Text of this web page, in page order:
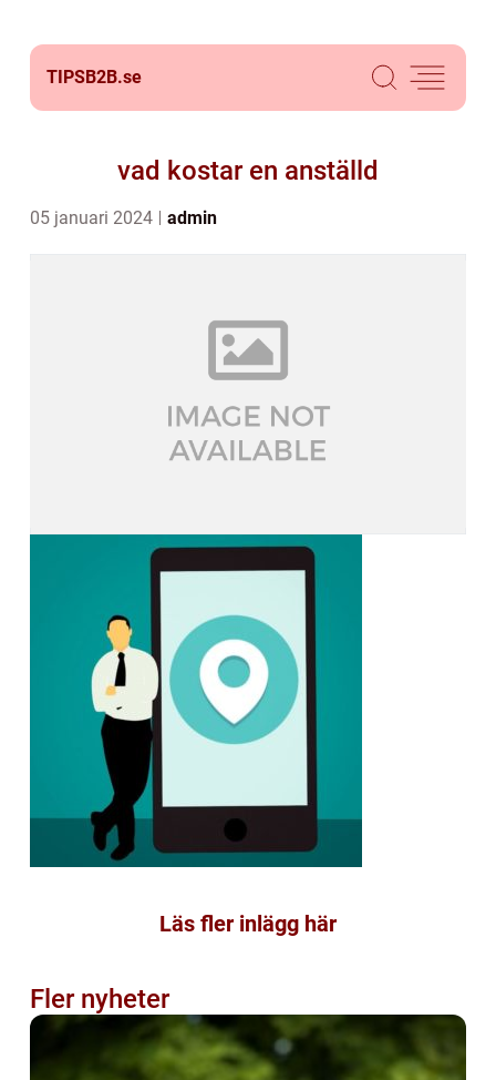
TIPSB2B.se
vad kostar en anställd
05 januari 2024 admin
Läs fler inlägg här
Fler nyheter